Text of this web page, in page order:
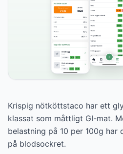
Krispig nötköttstaco har ett
klassat som måttligt GI-mat.
belastning på 10 per 100g har
på blodsockret.